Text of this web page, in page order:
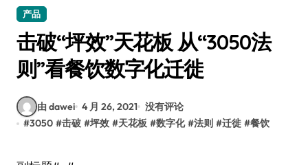
产品
击破“坪效”天花板 从“3050法
则”看餐饮数字化迁徙
由 dawei 4 月 26, 2021 没有评论
#3050 #击破 #坪效 #天花板 #数字化 #法则 #迁徙 #餐饮